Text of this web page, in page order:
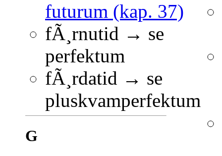
futurum (kap. 37)
fÃ¸rnutid → se
perfektum
fÃ¸rdatid → se
pluskvamperfektum
G